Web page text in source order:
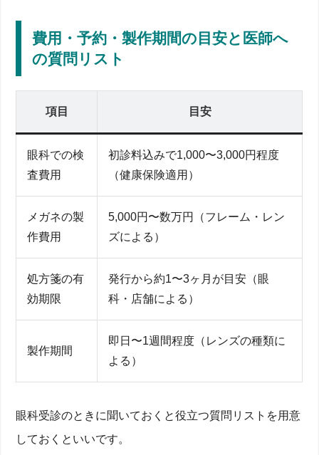
費用・予約・製作期間の目安と医師へ
の質問リスト
項目 目安
眼科での検
査費用
初診料込みで1,000〜3,000円程度
（健康保険適用）
メガネの製
作費用
5,000円〜数万円（フレーム・レン
ズによる）
処方箋の有
効期限
発行から約1〜3ヶ月が目安（眼
科・店舗による）
製作期間
即日〜1週間程度（レンズの種類に
よる）
眼科受診のときに聞いておくと役立つ質問リストを用意
しておくといいです。